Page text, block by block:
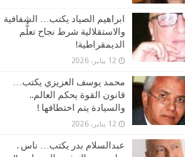
ابراهيم الصياد يكتب… الشفافية
والاستقلالية شرط نجاح تعلُّم
الديمقراطية!
12 يناير، 2026
محمد يوسف العزيزي يكتب…
قانون القوة يحكم العالم..
والسيادة يتم اختطافها !
12 يناير، 2026
عبدالسلام بدر يكتب… ناس .